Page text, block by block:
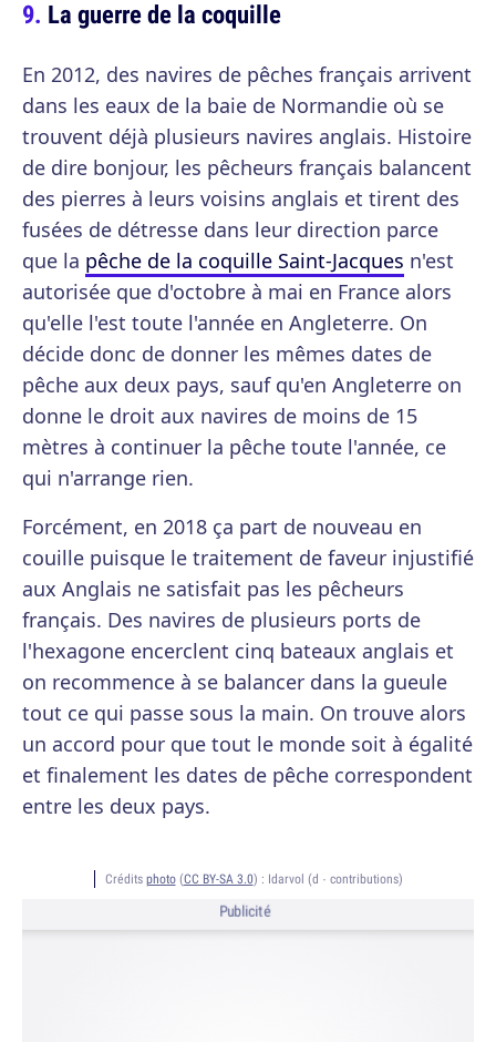
La guerre de la coquille
En 2012, des navires de pêches français arrivent
dans les eaux de la baie de Normandie où se
trouvent déjà plusieurs navires anglais. Histoire
de dire bonjour, les pêcheurs français balancent
des pierres à leurs voisins anglais et tirent des
fusées de détresse dans leur direction parce
que la pêche de la coquille Saint-Jacques n'est
autorisée que d'octobre à mai en France alors
qu'elle l'est toute l'année en Angleterre. On
décide donc de donner les mêmes dates de
pêche aux deux pays, sauf qu'en Angleterre on
donne le droit aux navires de moins de 15
mètres à continuer la pêche toute l'année, ce
qui n'arrange rien.
Forcément, en 2018 ça part de nouveau en
couille puisque le traitement de faveur injustifié
aux Anglais ne satisfait pas les pêcheurs
français. Des navires de plusieurs ports de
l'hexagone encerclent cinq bateaux anglais et
on recommence à se balancer dans la gueule
tout ce qui passe sous la main. On trouve alors
un accord pour que tout le monde soit à égalité
et finalement les dates de pêche correspondent
entre les deux pays.
Crédits photo(CC BY-SA 3.0) : Idarvol (d · contributions)
Publicité